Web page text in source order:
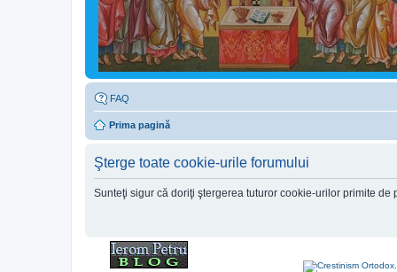
FAQ
Prima pagină
Şterge toate cookie-urile forumului
Sunteţi sigur că doriţi ştergerea tuturor cookie-urilor primite de